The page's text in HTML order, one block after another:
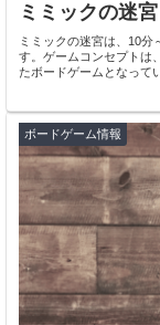
ミミックの迷宮
ミミックの迷宮は、10
す。ゲームコンセプトは
たボードゲームとなって
ボードゲーム情報